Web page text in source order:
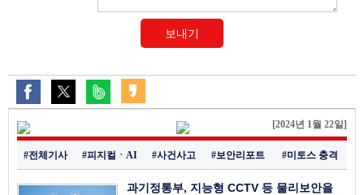
보내기
[2024년 1월 22일]
#전체기사 #피지컬ㆍAI #사건사고 #보안리포트 #미토스 충격
과기정통부, 지능형 CCTV 등 물리보안을